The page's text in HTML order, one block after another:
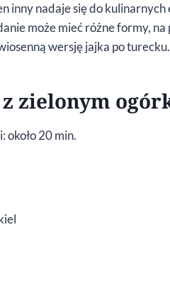
inny nadaje się do
może mieć różne formy,
wersję jajka po turecku.
zielonym
około 20 min.